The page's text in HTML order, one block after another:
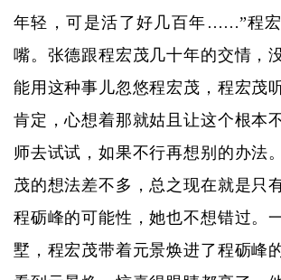
年轻，可是活了好几百年……”程
嘴。张德跟程宏茂几十年的交情，
能用这种事儿忽悠程宏茂，程宏茂
肯定，心想着那就姑且让这个根本
师去试试，如果不行再想别的办法
茂的想法差不多，总之现在就是只
程砺峰的可能性，她也不想错过。
墅，程宏茂带着元景焕进了程砺峰